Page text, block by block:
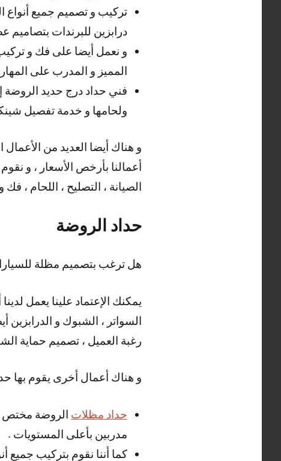
تركيب و تصميم جميع أنواع
درابزين للبرندات بتصاميم
و نعمل أيضا على فك و تركيب
المميز و المدرب على
فني حداد درج حديد الروضة
ولحامها و خدمة تفصيل
أعمالنا بأرخص الأسعار ، و
الصيانة ، التصليح ، اللحام ، فك
حداد الروضة
هل ترغب بتصميم مظلة
يمكنك الإعتماد علينا يعمل
السواتر ، الشبوك و الدرابزين
رغبة العميل ، تصميم حماية
و هناك أعمال أخرى يقوم بها
حداد مظلات الروضة مختص
مدربين بأعلى المستويات .
كما أننا نقوم بتركيب جميع